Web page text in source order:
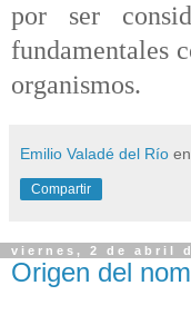
por ser
fundamentales
organismos.
Emilio Valadé del Río en
Compartir
viernes, 2 de abril
Origen del